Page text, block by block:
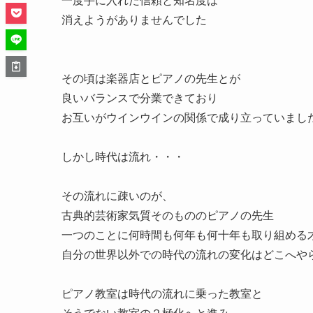
消えようがありませんでした
その頃は楽器店とピアノの先生とが
良いバランスで分業できており
お互いがウインウインの関係で成り立っていまし
しかし時代は流れ・・・
その流れに疎いのが、
古典的芸術家気質そのもののピアノの先生
一つのことに何時間も何年も何十年も取り組める
自分の世界以外での時代の流れの変化はどこへや
ピアノ教室は時代の流れに乗った教室と